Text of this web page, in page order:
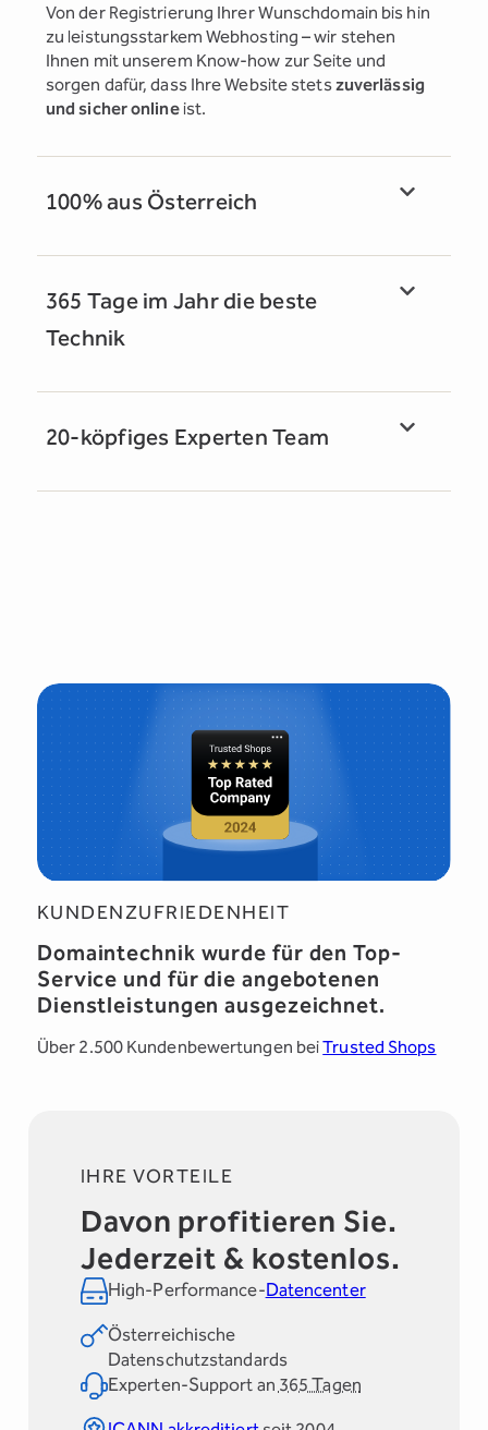
Von der Registrierung Ihrer Wunschdomain bis hin
zu leistungsstarkem Webhosting – wir stehen
Ihnen mit unserem Know-how zur Seite und
sorgen dafür, dass Ihre Website stetszuverlässig
und sicher online ist.
100% aus Österreich
365 Tage im Jahr die beste
Technik
20-köpfiges Experten Team
KUNDENZUFRIEDENHEIT
Domaintechnik wurde für den Top-
Service und für die angebotenen
Dienstleistungen ausgezeichnet.
Über 2.500 Kundenbewertungen beiTrusted Shops
IHRE VORTEILE
Davon profitieren Sie.
Jederzeit & kostenlos.
High-Performance-Datencenter
Österreichische
Datenschutzstandards
Experten-Support an 365 Tagen